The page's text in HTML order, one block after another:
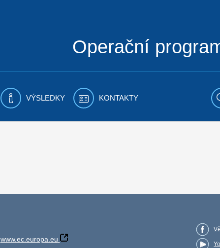
Operační
VÝSLEDKY KONTAKTY
www.ec.europa.eu